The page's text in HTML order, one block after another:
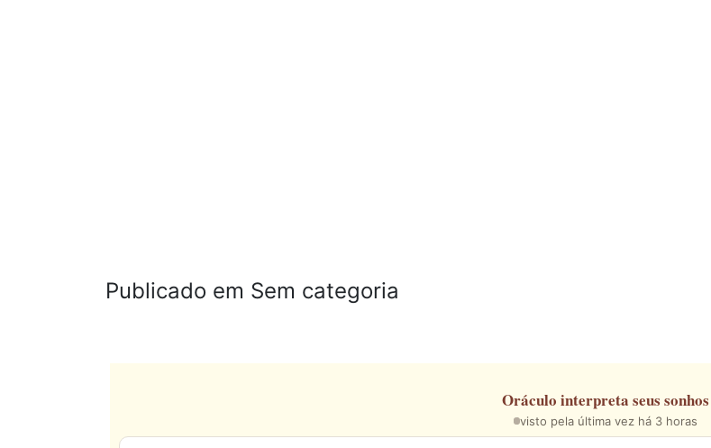
Publicado em Sem categoria
Oráculo interpreta seus sonhos
visto pela última vez há 3 horas